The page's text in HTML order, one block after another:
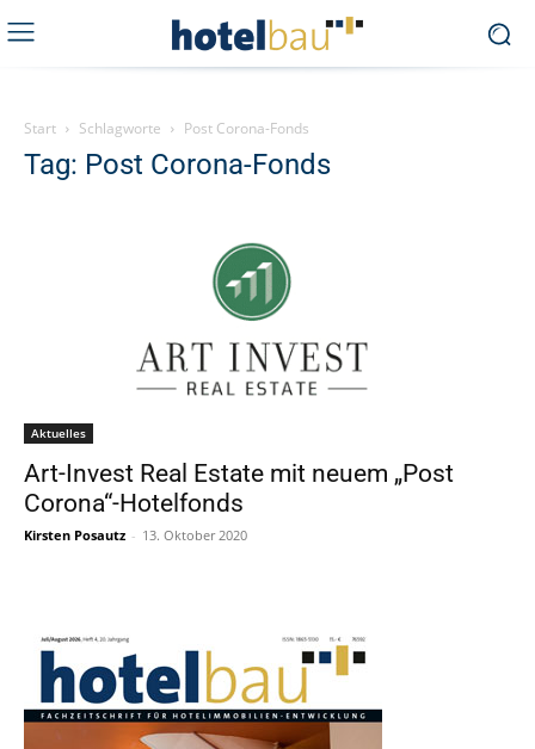
Start Schlagworte Post Corona-Fonds
Tag: Post Corona-Fonds
Aktuelles
Art-Invest Real Estate mit neuem „Post
Corona“-Hotelfonds
Kirsten Posautz - 13. Oktober 2020